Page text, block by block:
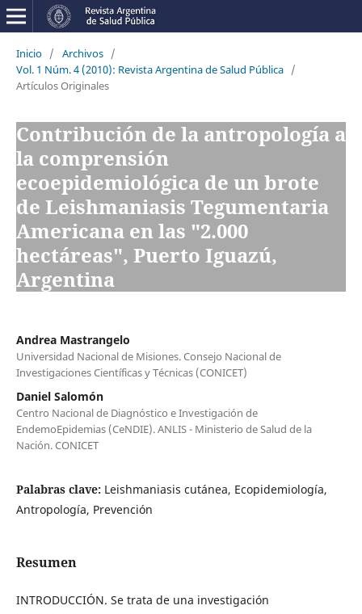
Inicio / Archivos /
Vol. 1 Núm. 4 (2010): Revista Argentina de Salud Pública /
Artículos Originales
Contribución de la antropología a
la comprensión
ecoepidemiológica de un brote
de Leishmaniasis Tegumentaria
Americana en las "2.000
hectáreas", Puerto Iguazú,
Argentina
Andrea Mastrangelo
Universidad Nacional de Misiones. Consejo Nacional de
Investigaciones Científicas y Técnicas (CONICET)
Daniel Salomón
Centro Nacional de Diagnóstico e Investigación de
EndemoEpidemias (CeNDIE). ANLIS - Ministerio de Salud de la
Nación. CONICET
Palabras clave: Leishmaniasis cutánea, Ecopidemiología,
Antropología, Prevención
Resumen
INTRODUCCIÓN. Se trata de una investigación